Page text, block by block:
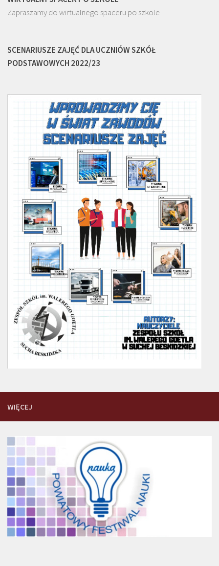
Zapraszamy do wirtualnego spaceru po szkole
SCENARIUSZE ZAJĘĆ DLA UCZNIÓW SZKÓŁ
PODSTAWOWYCH 2022/23
WIĘCEJ